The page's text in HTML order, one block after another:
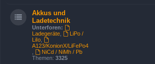
Akkus und
Ladetechnik
Unterforen:
Ladegeräte
LiPo /
LiIo
A123/KonionX/LiFePo4
NiCd / NiMh / Pb
Themen: 3325